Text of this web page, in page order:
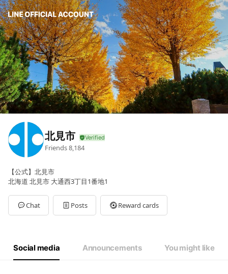
北見市
Friends8,184
【公式】北見市
北海道 北見市 大通西3丁目1番地1
Chat Posts Reward cards
Social media Announcements You might like